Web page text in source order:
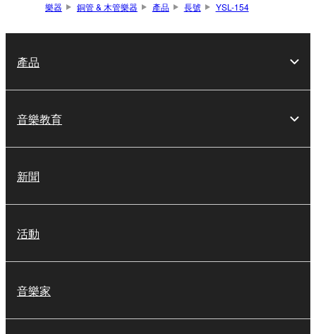
樂器 銅管 & 木管樂器 產品 長號 YSL-154
產品
音樂教育
新聞
活動
音樂家